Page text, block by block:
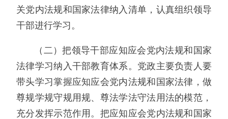
关党内法规和国家法律纳入清单，认真组织领导
干部进行学习。
（二）把领导干部应知应会党内法规和国家
法律学习纳入干部教育体系。党政主要负责人要
带头学习掌握应知应会党内法规和国家法律，做
尊规学规守规用规、尊法学法守法用法的模范，
充分发挥示范作用。把应知应会党内法规和国家